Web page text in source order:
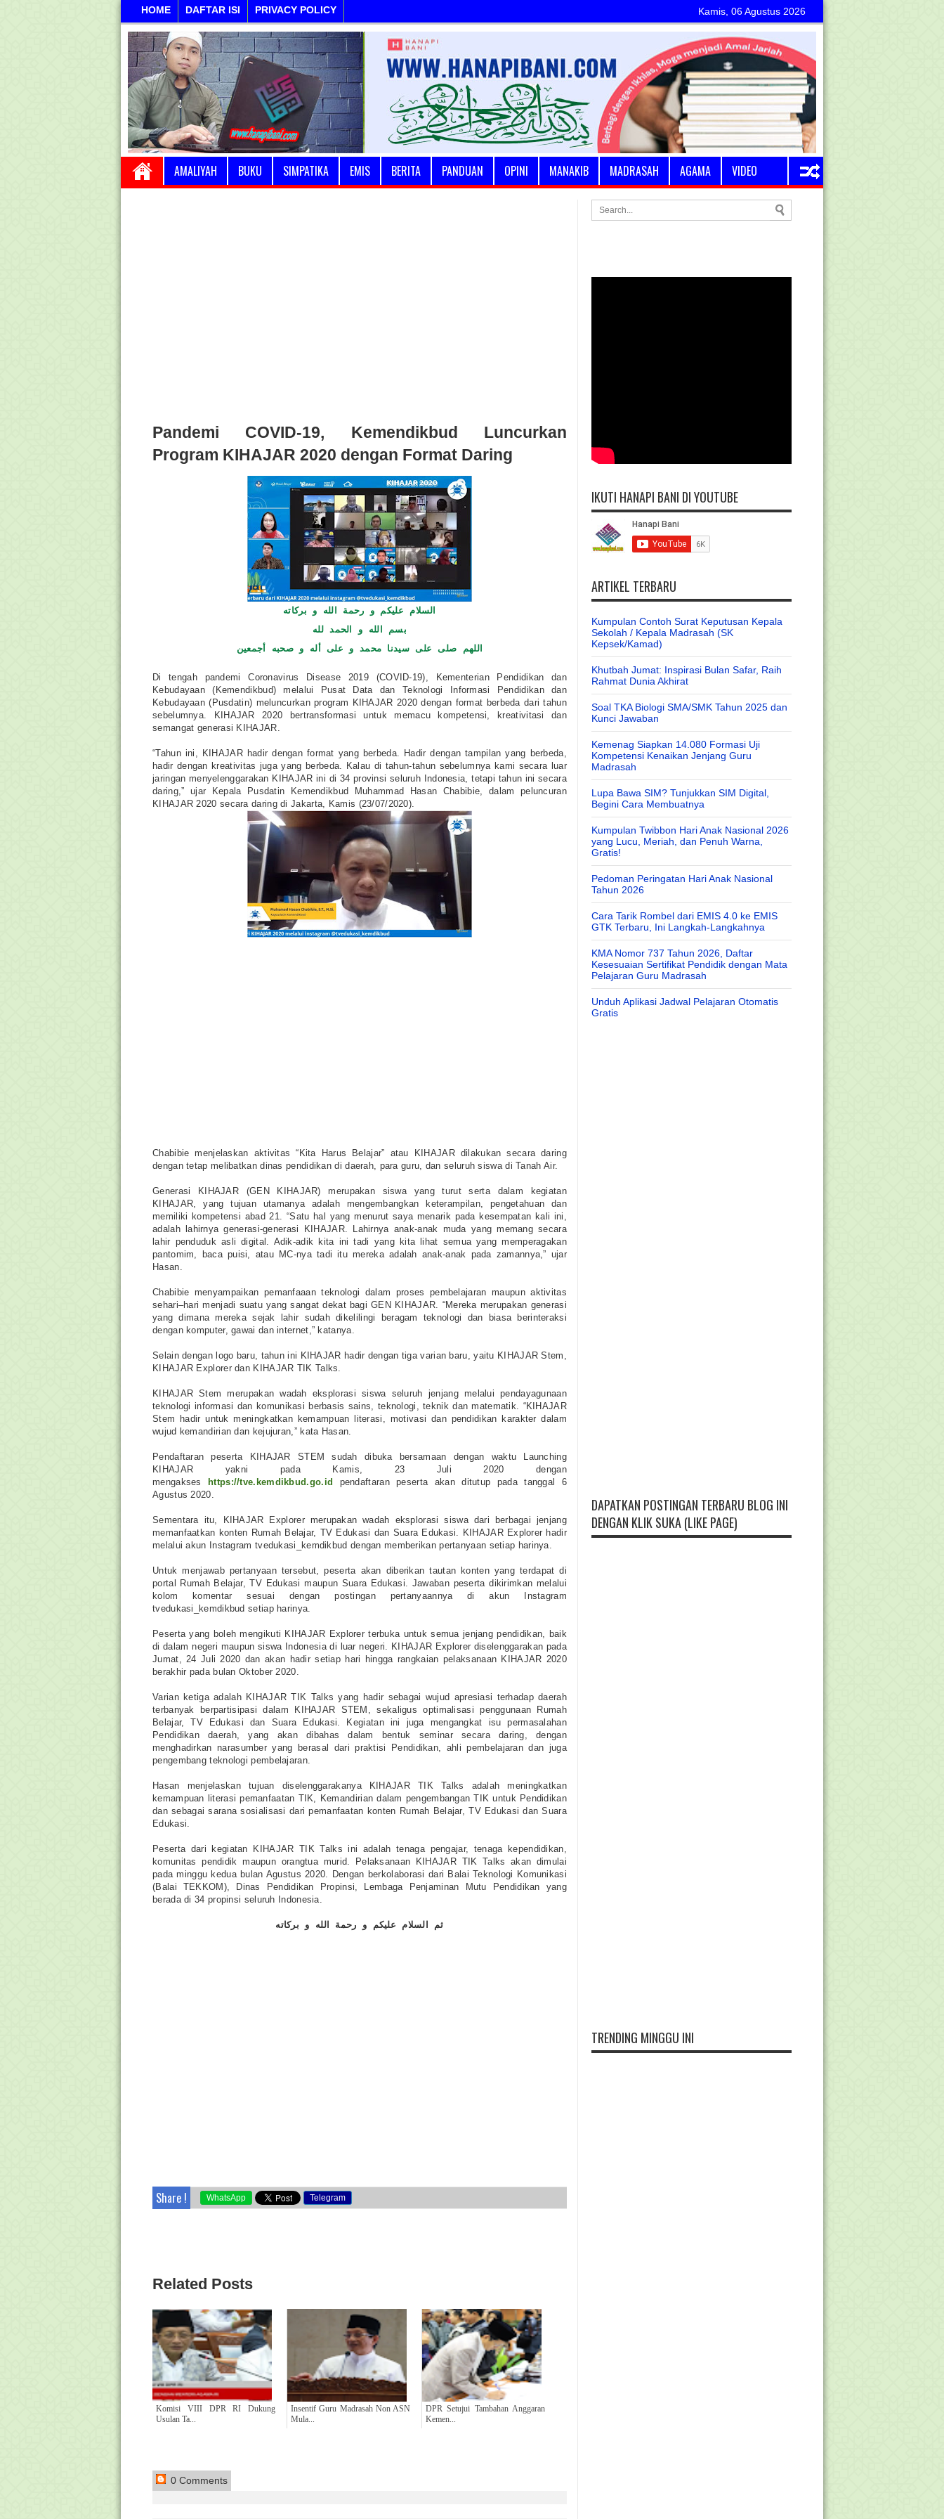
HOME DAFTAR ISI PRIVACY POLICY Kamis, 06 Agustus 2026
AMALIYAH BUKU SIMPATIKA EMIS BERITA PANDUAN OPINI MANAKIB MADRASAH AGAMA VIDEO
Pandemi COVID-19, Kemendikbud Luncurkan
Program KIHAJAR 2020 dengan Format Daring
السلام عليكم و رحمة الله و بركاته
بسم الله و الحمد لله
اللهم صلى على سيدنا محمد و على أله و صحبه أجمعين
Di tengah pandemi Coronavirus Disease 2019 (COVID-19), Kementerian Pendidikan dan
Kebudayaan (Kemendikbud) melalui Pusat Data dan Teknologi Informasi Pendidikan dan
Kebudayaan (Pusdatin) meluncurkan program KIHAJAR 2020 dengan format berbeda dari tahun
sebelumnya. KIHAJAR 2020 bertransformasi untuk memacu kompetensi, kreativitasi dan
semangat generasi KIHAJAR.
“Tahun ini, KIHAJAR hadir dengan format yang berbeda. Hadir dengan tampilan yang berbeda,
hadir dengan kreativitas juga yang berbeda. Kalau di tahun-tahun sebelumnya kami secara luar
jaringan menyelenggarakan KIHAJAR ini di 34 provinsi seluruh Indonesia, tetapi tahun ini secara
daring,” ujar Kepala Pusdatin Kemendikbud Muhammad Hasan Chabibie, dalam peluncuran
KIHAJAR 2020 secara daring di Jakarta, Kamis (23/07/2020).
Chabibie menjelaskan aktivitas “Kita Harus Belajar” atau KIHAJAR dilakukan secara daring
dengan tetap melibatkan dinas pendidikan di daerah, para guru, dan seluruh siswa di Tanah Air.
Generasi KIHAJAR (GEN KIHAJAR) merupakan siswa yang turut serta dalam kegiatan
KIHAJAR, yang tujuan utamanya adalah mengembangkan keterampilan, pengetahuan dan
memiliki kompetensi abad 21. “Satu hal yang menurut saya menarik pada kesempatan kali ini,
adalah lahirnya generasi-generasi KIHAJAR. Lahirnya anak-anak muda yang memang secara
lahir penduduk asli digital. Adik-adik kita ini tadi yang kita lihat semua yang memperagakan
pantomim, baca puisi, atau MC-nya tadi itu mereka adalah anak-anak pada zamannya,” ujar
Hasan.
Chabibie menyampaikan pemanfaaan teknologi dalam proses pembelajaran maupun aktivitas
sehari–hari menjadi suatu yang sangat dekat bagi GEN KIHAJAR. “Mereka merupakan generasi
yang dimana mereka sejak lahir sudah dikelilingi beragam teknologi dan biasa berinteraksi
dengan komputer, gawai dan internet,” katanya.
Selain dengan logo baru, tahun ini KIHAJAR hadir dengan tiga varian baru, yaitu KIHAJAR Stem,
KIHAJAR Explorer dan KIHAJAR TIK Talks.
KIHAJAR Stem merupakan wadah eksplorasi siswa seluruh jenjang melalui pendayagunaan
teknologi informasi dan komunikasi berbasis sains, teknologi, teknik dan matematik. “KIHAJAR
Stem hadir untuk meningkatkan kemampuan literasi, motivasi dan pendidikan karakter dalam
wujud kemandirian dan kejujuran,” kata Hasan.
Pendaftaran peserta KIHAJAR STEM sudah dibuka bersamaan dengan waktu Launching
KIHAJAR yakni pada Kamis, 23 Juli 2020 dengan
mengakses
https://tve.kemdikbud.go.id
pendaftaran peserta akan ditutup pada tanggal 6
Agustus 2020.
Sementara itu, KIHAJAR Explorer merupakan wadah eksplorasi siswa dari berbagai jenjang
memanfaatkan konten Rumah Belajar, TV Edukasi dan Suara Edukasi. KIHAJAR Explorer hadir
melalui akun Instagram tvedukasi_kemdikbud dengan memberikan pertanyaan setiap harinya.
Untuk menjawab pertanyaan tersebut, peserta akan diberikan tautan konten yang terdapat di
portal Rumah Belajar, TV Edukasi maupun Suara Edukasi. Jawaban peserta dikirimkan melalui
kolom komentar sesuai dengan postingan pertanyaannya di akun Instagram
tvedukasi_kemdikbud setiap harinya.
Peserta yang boleh mengikuti KIHAJAR Explorer terbuka untuk semua jenjang pendidikan, baik
di dalam negeri maupun siswa Indonesia di luar negeri. KIHAJAR Explorer diselenggarakan pada
Jumat, 24 Juli 2020 dan akan hadir setiap hari hingga rangkaian pelaksanaan KIHAJAR 2020
berakhir pada bulan Oktober 2020.
Varian ketiga adalah KIHAJAR TIK Talks yang hadir sebagai wujud apresiasi terhadap daerah
terbanyak berpartisipasi dalam KIHAJAR STEM, sekaligus optimalisasi penggunaan Rumah
Belajar, TV Edukasi dan Suara Edukasi. Kegiatan ini juga mengangkat isu permasalahan
Pendidikan daerah, yang akan dibahas dalam bentuk seminar secara daring, dengan
menghadirkan narasumber yang berasal dari praktisi Pendidikan, ahli pembelajaran dan juga
pengembang teknologi pembelajaran.
Hasan menjelaskan tujuan diselenggarakanya KIHAJAR TIK Talks adalah meningkatkan
kemampuan literasi pemanfaatan TIK, Kemandirian dalam pengembangan TIK untuk Pendidikan
dan sebagai sarana sosialisasi dari pemanfaatan konten Rumah Belajar, TV Edukasi dan Suara
Edukasi.
Peserta dari kegiatan KIHAJAR TIK Talks ini adalah tenaga pengajar, tenaga kependidikan,
komunitas pendidik maupun orangtua murid. Pelaksanaan KIHAJAR TIK Talks akan dimulai
pada minggu kedua bulan Agustus 2020. Dengan berkolaborasi dari Balai Teknologi Komunikasi
(Balai TEKKOM), Dinas Pendidikan Propinsi, Lembaga Penjaminan Mutu Pendidikan yang
berada di 34 propinsi seluruh Indonesia.
ثم السلام عليكم و رحمة الله و بركاته
Share ! WhatsApp Telegram
Related Posts
Komisi VIII DPR RI Dukung
Usulan Ta...
Insentif Guru Madrasah Non ASN
Mula...
DPR Setujui Tambahan Anggaran
Kemen...
0 Comments
IKUTI HANAPI BANI DI YOUTUBE
ARTIKEL TERBARU
Kumpulan Contoh Surat Keputusan Kepala
Sekolah / Kepala Madrasah (SK
Kepsek/Kamad)
Khutbah Jumat: Inspirasi Bulan Safar, Raih
Rahmat Dunia Akhirat
Soal TKA Biologi SMA/SMK Tahun 2025 dan
Kunci Jawaban
Kemenag Siapkan 14.080 Formasi Uji
Kompetensi Kenaikan Jenjang Guru
Madrasah
Lupa Bawa SIM? Tunjukkan SIM Digital,
Begini Cara Membuatnya
Kumpulan Twibbon Hari Anak Nasional 2026
yang Lucu, Meriah, dan Penuh Warna,
Gratis!
Pedoman Peringatan Hari Anak Nasional
Tahun 2026
Cara Tarik Rombel dari EMIS 4.0 ke EMIS
GTK Terbaru, Ini Langkah-Langkahnya
KMA Nomor 737 Tahun 2026, Daftar
Kesesuaian Sertifikat Pendidik dengan Mata
Pelajaran Guru Madrasah
Unduh Aplikasi Jadwal Pelajaran Otomatis
Gratis
DAPATKAN POSTINGAN TERBARU BLOG INI
DENGAN KLIK SUKA (LIKE PAGE)
TRENDING MINGGU INI